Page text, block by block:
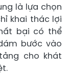
là lựa chọn
khai thác lợi
bại có thể
bước vào
cho khát